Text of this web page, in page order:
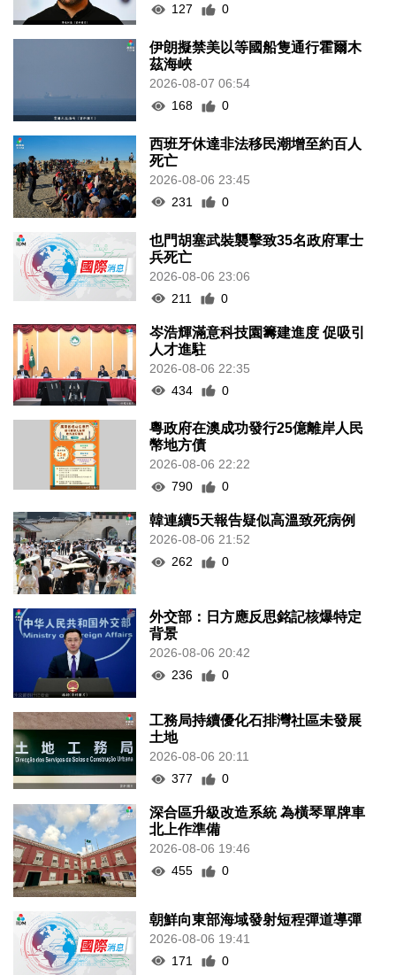
127
0
伊朗擬禁美以等國船隻通行霍爾木
茲海峽
2026-08-07 06:54
168
0
西班牙休達非法移民潮增至約百人
死亡
2026-08-06 23:45
231
0
也門胡塞武裝襲擊致35名政府軍士
兵死亡
2026-08-06 23:06
211
0
岑浩輝滿意科技園籌建進度 促吸引
人才進駐
2026-08-06 22:35
434
0
粵政府在澳成功發行25億離岸人民
幣地方債
2026-08-06 22:22
790
0
韓連續5天報告疑似高溫致死病例
2026-08-06 21:52
262
0
外交部：日方應反思銘記核爆特定
背景
2026-08-06 20:42
236
0
工務局持續優化石排灣社區未發展
土地
2026-08-06 20:11
377
0
深合區升級改造系統 為橫琴單牌車
北上作準備
2026-08-06 19:46
455
0
朝鮮向東部海域發射短程彈道導彈
2026-08-06 19:41
171
0